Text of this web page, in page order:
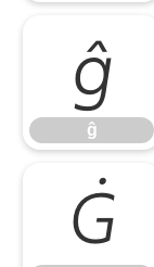
ĝ
ĝ
Ġ